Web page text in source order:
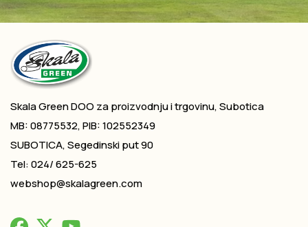
Skala Green DOO za proizvodnju i trgovinu, Subotica
MB: 08775532, PIB: 102552349
SUBOTICA, Segedinski put 90
Tel: 024/ 625-625
webshop@skalagreen.com